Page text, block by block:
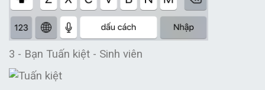
3 - Bạn Tuấn kiệt - Sinh viên